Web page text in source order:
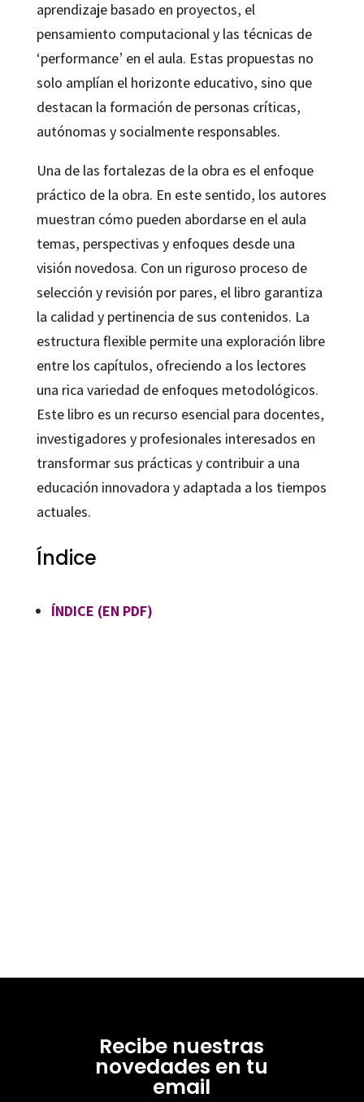
aprendizaje basado en proyectos, el
pensamiento computacional y las técnicas de
‘performance’ en el aula. Estas propuestas no
solo amplían el horizonte educativo, sino que
destacan la formación de personas críticas,
autónomas y socialmente responsables.
Una de las fortalezas de la obra es el enfoque
práctico de la obra. En este sentido, los autores
muestran cómo pueden abordarse en el aula
temas, perspectivas y enfoques desde una
visión novedosa. Con un riguroso proceso de
selección y revisión por pares, el libro garantiza
la calidad y pertinencia de sus contenidos. La
estructura flexible permite una exploración libre
entre los capítulos, ofreciendo a los lectores
una rica variedad de enfoques metodológicos.
Este libro es un recurso esencial para docentes,
investigadores y profesionales interesados en
transformar sus prácticas y contribuir a una
educación innovadora y adaptada a los tiempos
actuales.
Índice
ÍNDICE (EN PDF)
Recibe nuestras
novedades en tu
email